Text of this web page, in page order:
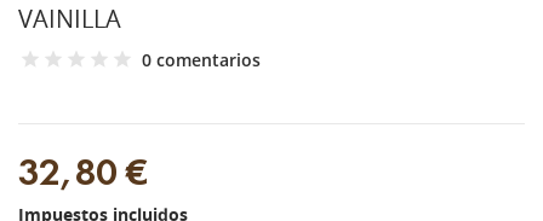
VAINILLA
0 comentarios
32,80 €
Impuestos incluidos